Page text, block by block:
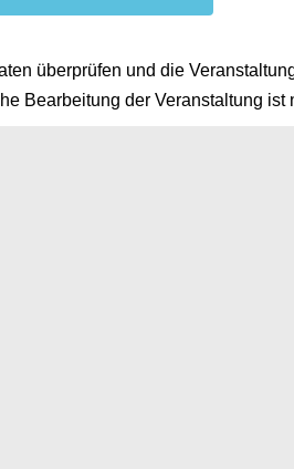
überprüfen und die
Bearbeitung der Veranstaltung ist